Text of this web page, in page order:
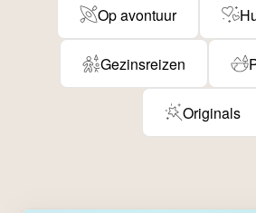
Op avontuur
Gezinsreizen
Originals